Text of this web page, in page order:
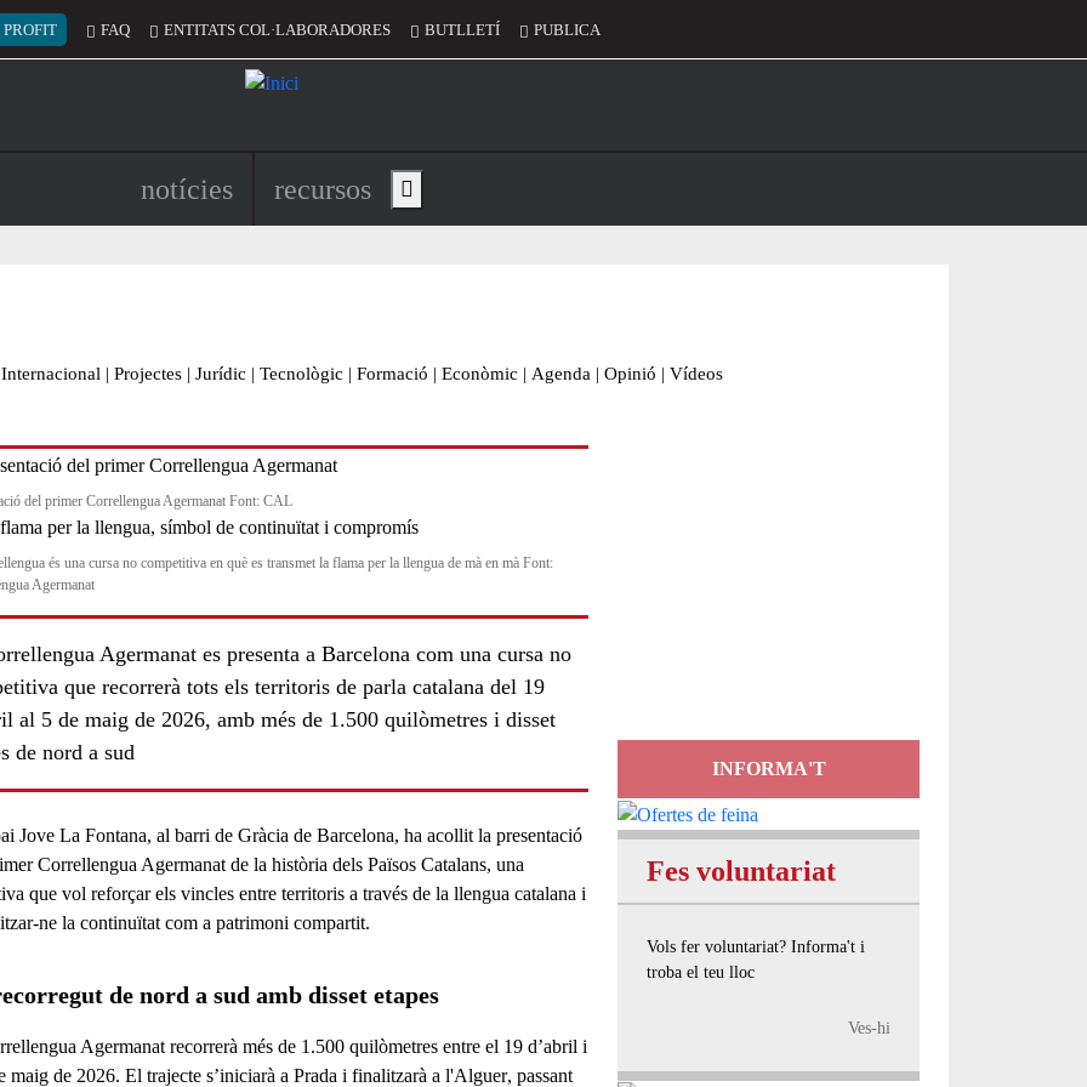
del compte d'usuari
PROFIT FAQ ENTITATS COL·LABORADORES BUTLLETÍ PUBLICA
Navegació principal de l'encapçalament
notícies recursos Show main menu
Internacional | Projectes | Jurídic | Tecnològic | Formació | Econòmic | Agenda | Opinió | Vídeos
del primer Correllengua Agermanat Font: CAL
és una cursa no competitiva en què es transmet la flama per la llengua de mà en mà Font:
Agermanat
Agermanat es presenta a Barcelona com una cursa no
que recorrerà tots els territoris de parla catalana del 19
al 5 de maig de 2026, amb més de 1.500 quilòmetres i disset
de nord a sud
Jove La Fontana, al barri de Gràcia de Barcelona, ha acollit la presentació
Correllengua Agermanat de la història dels Països Catalans, una
que vol reforçar els vincles entre territoris a través de la llengua catalana i
ne la continuïtat com a patrimoni compartit.
de nord a sud amb disset etapes
Agermanat recorrerà més de 1.500 quilòmetres entre el 19 d’abril i
maig de 2026. El trajecte s’iniciarà a Prada i finalitzarà a l'Alguer, passant
INFORMA'T
Fes voluntariat
Vols fer voluntariat? Informa't i
troba el teu lloc
Ves-hi